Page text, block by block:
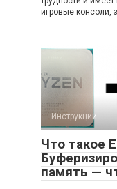
игровые консоли,
Инструкции
Что такое
память —